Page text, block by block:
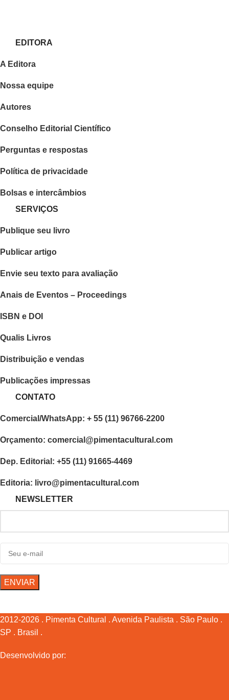
EDITORA
A Editora
Nossa equipe
Autores
Conselho Editorial Científico
Perguntas e respostas
Política de privacidade
Bolsas e intercâmbios
SERVIÇOS
Publique seu livro
Publicar artigo
Envie seu texto para avaliação
Anais de Eventos – Proceedings
ISBN e DOI
Qualis Livros
Distribuição e vendas
Publicações impressas
CONTATO
Comercial/WhatsApp: + 55 (11) 96766-2200
Orçamento: comercial@pimentacultural.com
Dep. Editorial: +55 (11) 91665-4469
Editoria: livro@pimentacultural.com
NEWSLETTER
2012-2026 . Pimenta Cultural . Avenida Paulista . São Paulo .
SP . Brasil .
Desenvolvido por: